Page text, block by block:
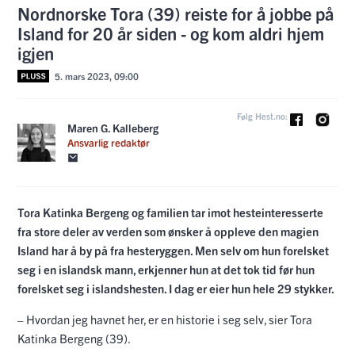
Nordnorske Tora (39) reiste for å jobbe på
Island for 20 år siden - og kom aldri hjem
igjen
5. mars 2023, 09:00
Maren G. Kalleberg
Ansvarlig redaktør
Følg Hest.no:
Tora Katinka Bergeng og familien tar imot hesteinteresserte
fra store deler av verden som ønsker å oppleve den magien
Island har å by på fra hesteryggen. Men selv om hun forelsket
seg i en islandsk mann, erkjenner hun at det tok tid før hun
forelsket seg i islandshesten. I dag er eier hun hele 29 stykker.
– Hvordan jeg havnet her, er en historie i seg selv, sier Tora
Katinka Bergeng (39).